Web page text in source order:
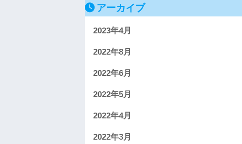
アーカイブ
2023年4月
2022年8月
2022年6月
2022年5月
2022年4月
2022年3月